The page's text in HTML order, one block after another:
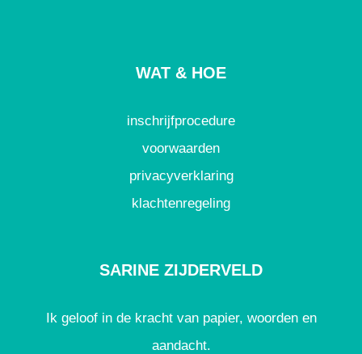
WAT & HOE
inschrijfprocedure
voorwaarden
privacyverklaring
klachtenregeling
SARINE ZIJDERVELD
Ik geloof in de kracht van papier, woorden en
aandacht.